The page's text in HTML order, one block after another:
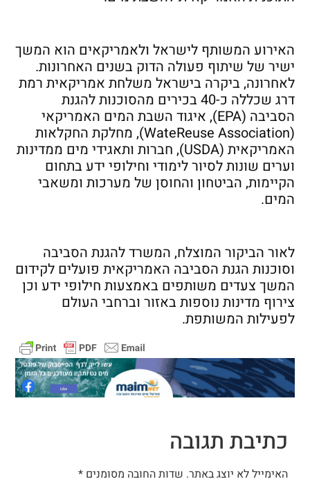
האירוע המשותף לישראל ולאמריקאים הוא המשך
ישיר של שיתוף פעולה הדוק בשנים האחרונות.
לאחרונה, ביקרה בישראל משלחת אמריקאית רמת
דרג שכללה כ-40 בכירים מהסוכנות להגנת
הסביבה (EPA), איגוד השבת המים האמריקאי
(WateReuse Association), מחלקת החקלאות
האמריקאית (USDA), חברות ותאגידי מים ממדינות
וערים שונות לסיור לימודי וחילופי ידע בתחום
הקיימות, הביטחון והחוסן של מערכות ומשאבי
המים.
לאור הביקור המוצלח, המשרד להגנת הסביבה
וסוכנות הגנת הסביבה האמריקאית פועלים לקידום
המשך צעדים משותפים באמצעות חילופי ידע וכן
צירוף מדינות נוספות באזור וברחבי העולם
לפעילות המשותפת.
כתיבת תגובה
האימייל לא יוצג באתר. שדות החובה מסומנים *